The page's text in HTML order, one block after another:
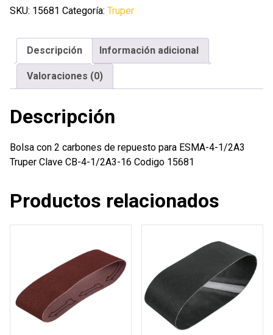
carbones
repuesto
para
ESMA-
Truper
cantidad
SKU: 15681 Categoría: Truper
Descripción Información adicional
Valoraciones (0)
Descripción
Bolsa con 2 carbones de repuesto para ESMA-4-1/2A3
Truper Clave CB-4-1/2A3-16 Codigo 15681
Productos relacionados